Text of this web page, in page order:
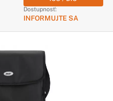
Dostupnosť:
INFORMUJTE SA